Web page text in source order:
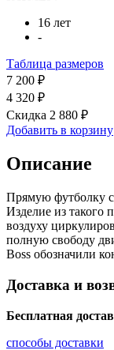
16 лет
-
Таблица размеров
7 200 ₽
4 320 ₽
Скидка 2 880 ₽
Добавить в корзину
Описание
Прямую футболку
Изделие из такого
воздуху
полную свободу
Boss обозначили
Доставка и
Бесплатная
способы доставки